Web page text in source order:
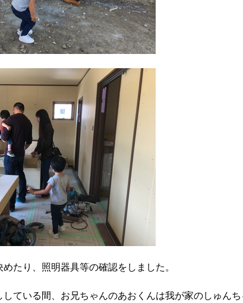
たり、照明器具等の確認をしました。
ている間、お兄ちゃんのあおくんは我が家のしゅん